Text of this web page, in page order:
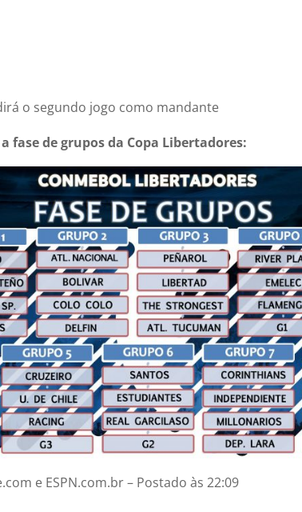
o segundo jogo como mandante
fase de grupos da Copa Libertadores:
e ESPN.com.br – Postado às 22:09